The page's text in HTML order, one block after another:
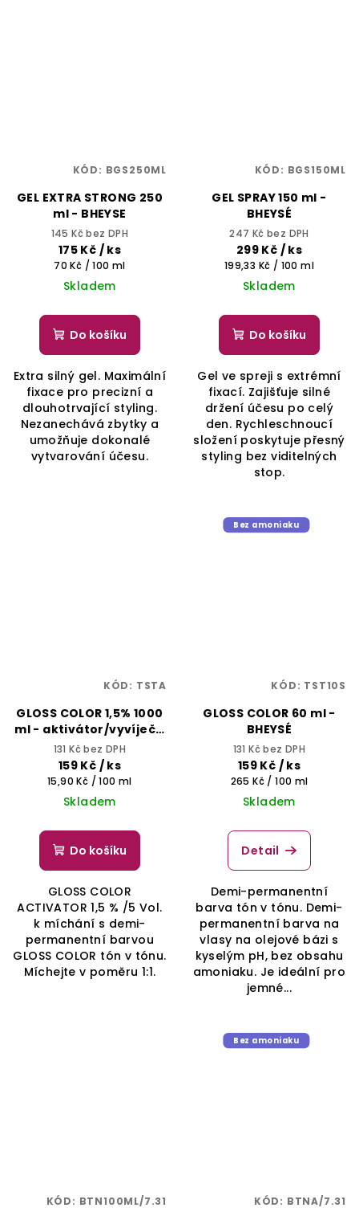
GEL EXTRA STRONG 250
ml - BHEYSE
145 Kč bez DPH
175 Kč / ks
Měrná
cena:
70 Kč / 100 ml
Skladem
Do košíku
Extra silný gel. Maximální
fixace pro precizní a
dlouhotrvající styling.
Nezanechává zbytky a
umožňuje dokonalé
vytvarování účesu.
KÓD: BGS250ML
GEL SPRAY 150 ml -
BHEYSÉ
247 Kč bez DPH
299 Kč / ks
Měrná
cena:
199,33 Kč / 100 ml
Skladem
Do košíku
Gel ve spreji s extrémní
fixací. Zajišťuje silné
držení účesu po celý
den. Rychleschnoucí
složení poskytuje přesný
styling bez viditelných
stop.
KÓD: BGS150ML
GLOSS COLOR 1,5% 1000
ml - aktivátor/vyvíječ -
BHEYSÉ
131 Kč bez DPH
159 Kč / ks
Měrná
cena:
15,90 Kč / 100 ml
Skladem
Do košíku
GLOSS COLOR
ACTIVATOR 1,5 % /5 Vol.
k míchání s demi-
permanentní barvou
GLOSS COLOR tón v tónu.
Míchejte v poměru 1:1.
KÓD: TSTA
Bez amoniaku
GLOSS COLOR 60 ml -
BHEYSÉ
131 Kč bez DPH
159 Kč / ks
Měrná
cena:
265 Kč / 100 ml
Skladem
Detail
Demi-permanentní
barva tón v tónu. Demi-
permanentní barva na
vlasy na olejové bázi s
kyselým pH, bez obsahu
amoniaku. Je ideální pro
jemné...
KÓD: TST10S
KÓD: BTN100ML/7.31
Bez amoniaku
KÓD: BTNA/7.31